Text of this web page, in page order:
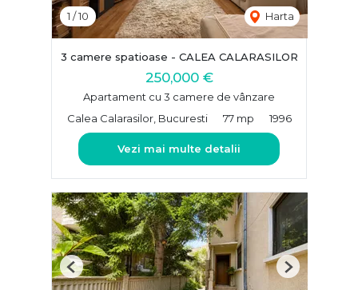
1 /10 Harta
3 camere spatioase - CALEA CALARASILOR
250,000 €
Apartament cu 3 camere de vânzare
Calea Calarasilor, Bucuresti
77 mp 1996
Vezi mai multe detalii
Previous Next